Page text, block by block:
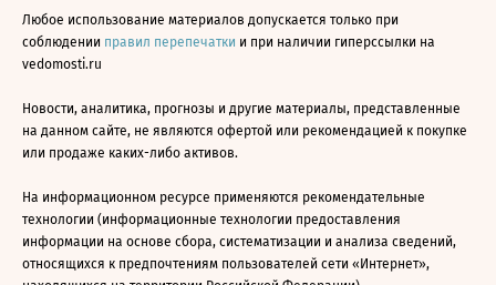
Любое использование материалов допускается только при
соблюдении правил перепечатки и при наличии гиперссылки на
vedomosti.ru
Новости, аналитика, прогнозы и другие материалы, представленные
на данном сайте, не являются офертой или рекомендацией к покупке
или продаже каких-либо активов.
На информационном ресурсе применяются рекомендательные
технологии (информационные технологии предоставления
информации на основе сбора, систематизации и анализа сведений,
относящихся к предпочтениям пользователей сети «Интернет»,